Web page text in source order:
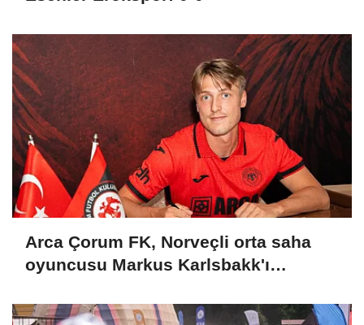
Arca Çorum FK, Norveçli orta saha
oyuncusu Markus Karlsbakk'ı